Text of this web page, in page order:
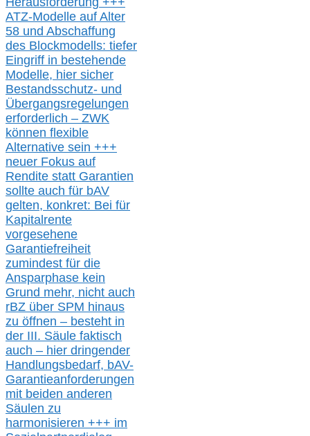
ATZ-Modelle auf Alter
58 und Abschaffung
des Blockmodells: tiefer
Eingriff in bestehende
Modelle, hier sicher
Bestandsschutz- und
Übergangsregelungen
erforderlich – ZWK
können flexible
Alternative sein +++
neuer Fokus auf
Rendite statt Garantien
sollte auch für bAV
gelten, konkret: Bei für
Kapitalrente
vorgesehene
Garantiefreiheit
zumindest für die
Ansparphase kein
Grund mehr, nicht auch
rBZ über SPM hinaus
zu öffnen – besteht in
der III. Säule faktisch
auch – hier dringender
Handlungsbedarf, bAV-
Garantieanforderungen
mit beiden anderen
Säulen zu
harmonisieren +++ im